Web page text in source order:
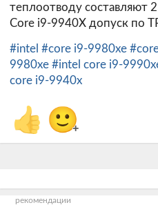
теплоотводу составляют
Core i9-9940X допуск по
#intel #core i9-9980xe
9980xe #intel core i9-
core i9-9940x
👍 🙂+
рекомендации